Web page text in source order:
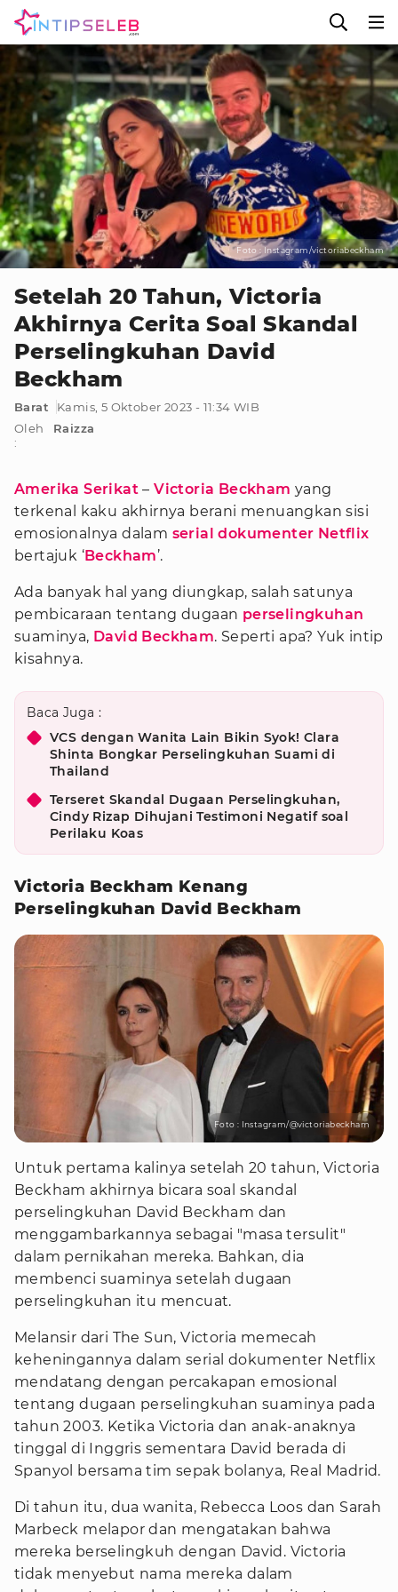
Foto : Instagram/victoriabeckham
Setelah 20 Tahun, Victoria
Akhirnya Cerita Soal Skandal
Perselingkuhan David
Beckham
Barat
Kamis, 5 Oktober 2023 - 11:34 WIB
Oleh
:
Raizza
AmerikaSerikat –Victoria Beckham yang
terkenal kaku akhirnya berani menuangkan sisi
emosionalnya dalam serial dokumenter Netflix
bertajuk ‘Beckham’.
Ada banyak hal yang diungkap, salah satunya
pembicaraan tentang dugaan perselingkuhan
suaminya, David Beckham. Seperti apa? Yuk intip
kisahnya.
Baca Juga :
VCS dengan Wanita Lain Bikin Syok! Clara
Shinta Bongkar Perselingkuhan Suami di
Thailand
Terseret Skandal Dugaan Perselingkuhan,
Cindy Rizap Dihujani Testimoni Negatif soal
Perilaku Koas
Victoria Beckham Kenang
Perselingkuhan David Beckham
Foto : Instagram/@victoriabeckham
Untuk pertama kalinya setelah 20 tahun, Victoria
Beckham akhirnya bicara soal skandal
perselingkuhan David Beckham dan
menggambarkannya sebagai "masa tersulit"
dalam pernikahan mereka. Bahkan, dia
membenci suaminya setelah dugaan
perselingkuhan itu mencuat.
Melansir dari The Sun, Victoria memecah
keheningannya dalam serial dokumenter Netflix
mendatang dengan percakapan emosional
tentang dugaan perselingkuhan suaminya pada
tahun 2003. Ketika Victoria dan anak-anaknya
tinggal di Inggris sementara David berada di
Spanyol bersama tim sepak bolanya, Real Madrid.
Di tahun itu, dua wanita, Rebecca Loos dan Sarah
Marbeck melapor dan mengatakan bahwa
mereka berselingkuh dengan David. Victoria
tidak menyebut nama mereka dalam